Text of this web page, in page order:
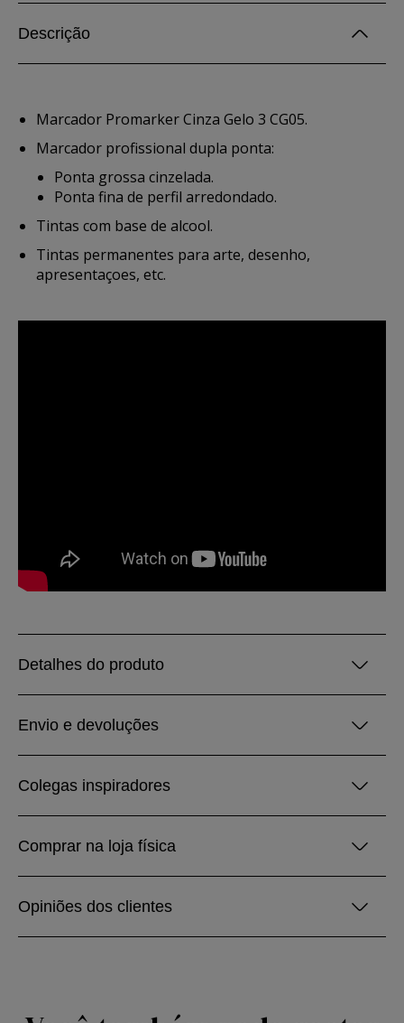
Descrição
Marcador Promarker Cinza Gelo 3 CG05.
Marcador profissional dupla ponta:
Ponta grossa cinzelada.
Ponta fina de perfil arredondado.
Tintas com base de alcool.
Tintas permanentes para arte, desenho,
apresentaçoes, etc.
Detalhes do produto
Envio e devoluções
Colegas inspiradores
Comprar na loja física
Opiniões dos clientes